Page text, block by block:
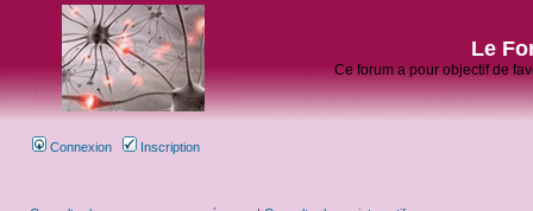
Le
Ce forum a pour objectif de
Connexion Inscription